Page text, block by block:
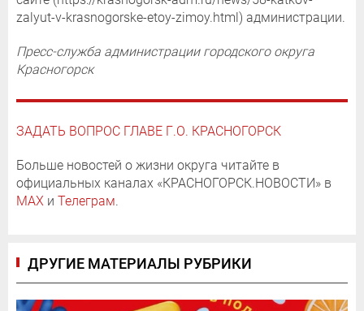
zalyut-v-krasnogorske-etoy-zimoy.html) администрации.
Пресс-служба администрации городского округа
Красногорск
ЗАДАТЬ ВОПРОС ГЛАВЕ Г.О. КРАСНОГОРСК
Больше новостей о жизни округа читайте в
официальных каналах «КРАСНОГОРСК.НОВОСТИ» в
MAX и Телеграм.
ДРУГИЕ МАТЕРИАЛЫ РУБРИКИ